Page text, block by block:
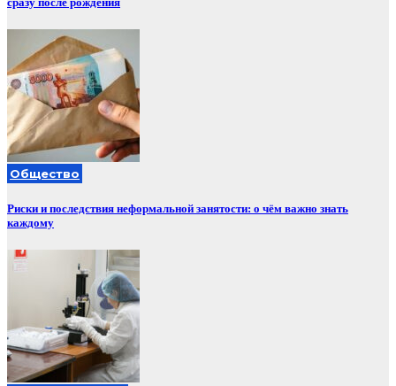
Общество
Риски и последствия неформальной занятости: о чём важно знать
каждому